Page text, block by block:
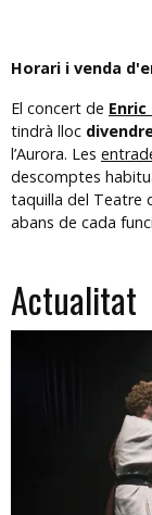
Horari i venda
El concert de
tindrà lloc
l’Aurora. Les
descomptes
taquilla del Teatre
abans de cada
Actualitat